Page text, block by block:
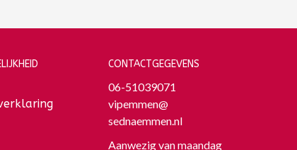
CONTACTGEGEVENS
06-51039071
vipemmen@
sednaemmen.nl
Aanwezig van maandag